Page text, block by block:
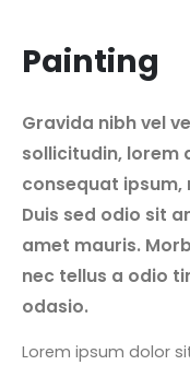
Painting
Gravida nibh vel
sollicitudin, lorem
consequat ipsum,
Duis sed odio sit
amet mauris.
nec tellus a odio
odasio.
Lorem ipsum dolor